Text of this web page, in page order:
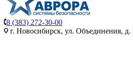
8 (383) 272-30-00
г. Новосибирск, ул. Объединения, д.